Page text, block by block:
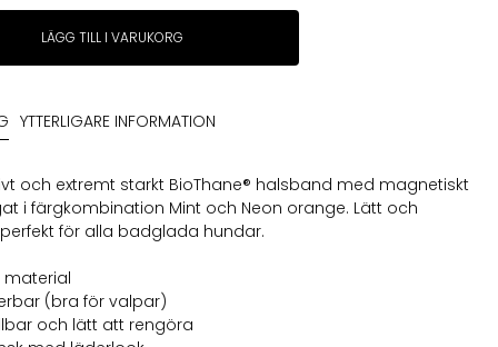
LÄGG TILL I VARUKORG
YTTERLIGARE INFORMATION
och extremt starkt BioThane® halsband med magnetiskt
i färgkombination Mint och Neon orange. Lätt och
för alla badglada hundar.
(bra för valpar)
och lätt att rengöra